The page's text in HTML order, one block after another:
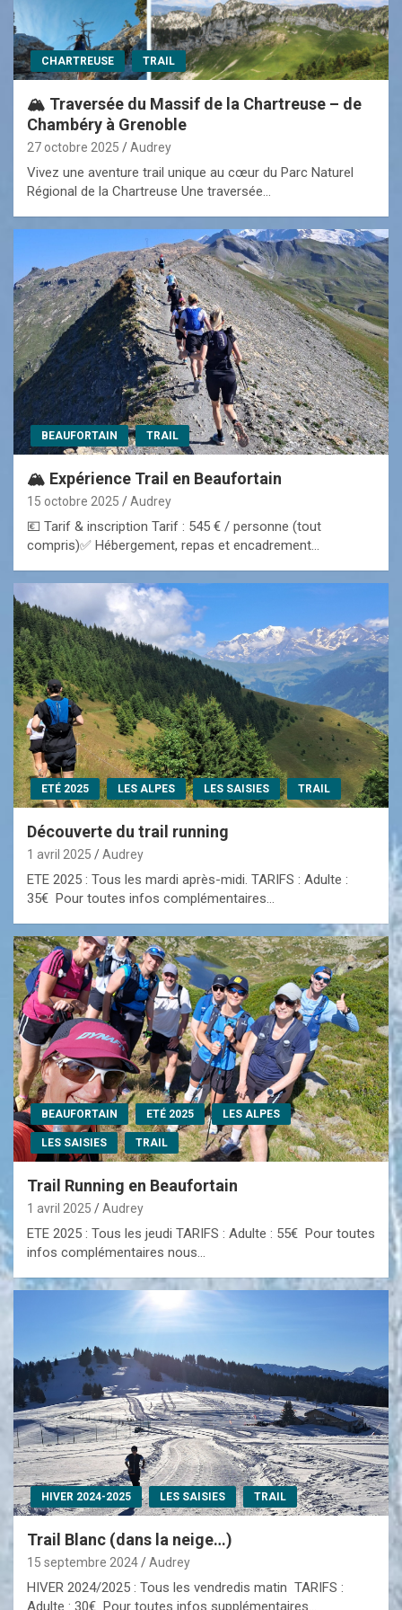
CHARTREUSE TRAIL
🏔️ Traversée du Massif de la Chartreuse – de
Chambéry à Grenoble
27 octobre 2025 Audrey
Vivez une aventure trail unique au cœur du Parc Naturel
Régional de la Chartreuse Une traversée…
BEAUFORTAIN TRAIL
🏔️ Expérience Trail en Beaufortain
15 octobre 2025 Audrey
💶 Tarif & inscription Tarif : 545 € / personne (tout
compris)✅ Hébergement, repas et encadrement…
ETÉ 2025 LES ALPES LES SAISIES TRAIL
Découverte du trail running
1 avril 2025 Audrey
ETE 2025 : Tous les mardi après-midi. TARIFS : Adulte :
35€ Pour toutes infos complémentaires…
BEAUFORTAIN ETÉ 2025 LES ALPES
LES SAISIES TRAIL
Trail Running en Beaufortain
1 avril 2025 Audrey
ETE 2025 : Tous les jeudi TARIFS : Adulte : 55€ Pour toutes
infos complémentaires nous…
HIVER 2024-2025 LES SAISIES TRAIL
Trail Blanc (dans la neige…)
15 septembre 2024 Audrey
HIVER 2024/2025 : Tous les vendredis matin TARIFS :
Adulte : 30€ Pour toutes infos supplémentaires…